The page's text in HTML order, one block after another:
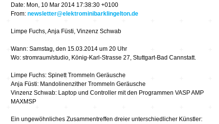
Date: Mon, 10 Mar 2014 17:38:30 +0100
From:newsletter@elektrominibarklingelton.de
Limpe Fuchs, Anja Füsti, Vinzenz Schwab
Wann: Samstag, den 15.03.2014 um 20 Uhr
Wo: stromraum/studio, König-Karl-Strasse 27, Stuttgart-Bad Cannstatt.
Limpe Fuchs: Spinett Trommeln Geräusche
Anja Füsti: Mandolinenzither Trommeln Geräusche
Vinzenz Schwab: Laptop und Controller mit den Programmen VASP AMP
MAXMSP
Ein ungewöhnliches Zusammentreffen dreier unterschiedlicher Künstler: